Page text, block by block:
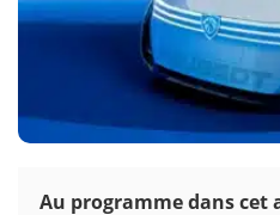
Au programme dans cet